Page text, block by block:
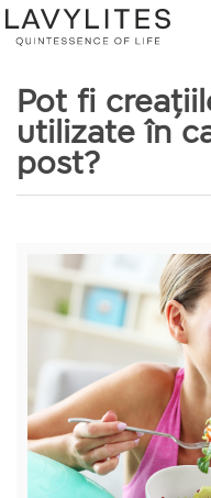
Pot fi
utilizate în
post?